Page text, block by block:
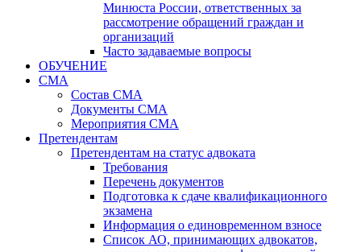
Минюста России, ответственных за
рассмотрение обращений граждан и
организаций
Часто задаваемые вопросы
ОБУЧЕНИЕ
СМА
Состав СМА
Документы СМА
Мероприятия СМА
Претендентам
Претендентам на статус адвоката
Требования
Перечень документов
Подготовка к сдаче квалификационного
экзамена
Информация о единовременном взносе
Список АО, принимающих адвокатов,